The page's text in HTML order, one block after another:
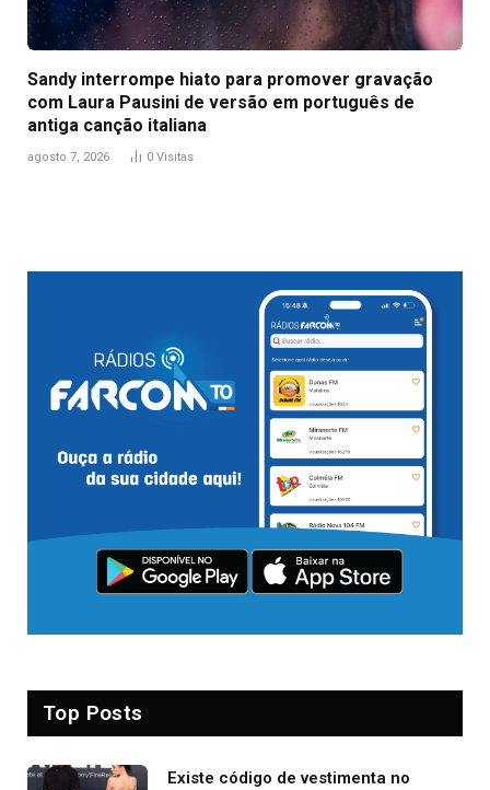
Sandy interrompe hiato para promover gravação
com Laura Pausini de versão em português de
antiga canção italiana
agosto 7, 2026 0 Visitas
Top Posts
Existe código de vestimenta no